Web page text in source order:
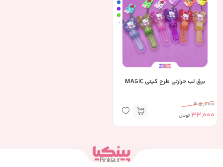
+
برق لب حرارتی طرح کیتی MAGIC
45,000
33,000 تومان